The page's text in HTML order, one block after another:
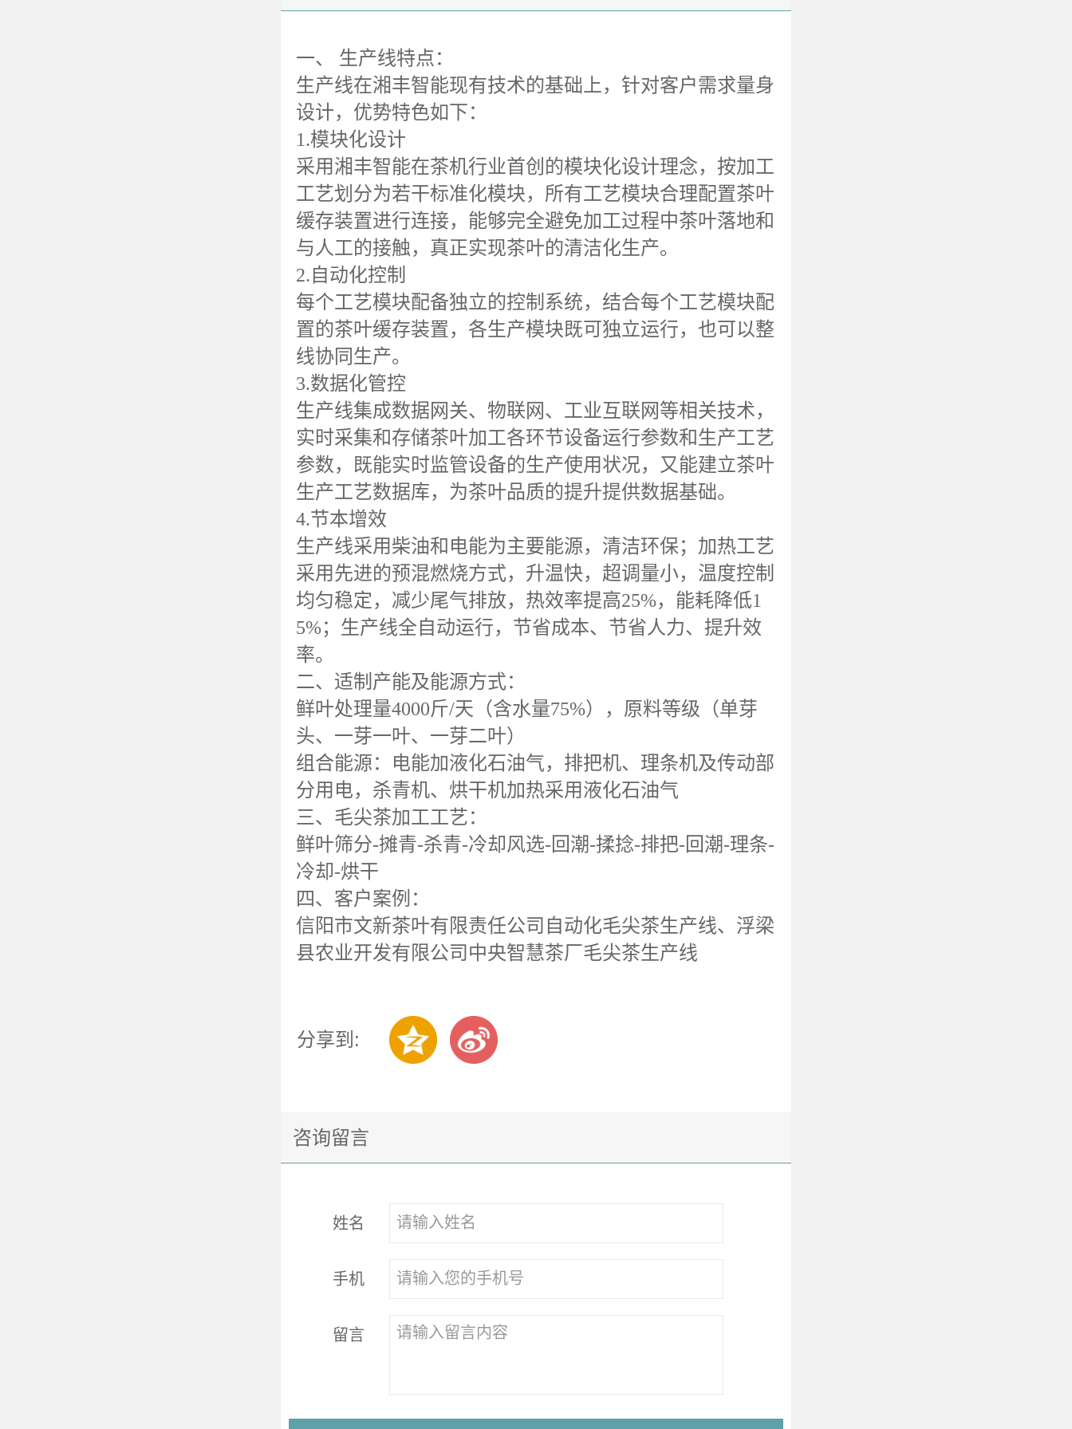
一、 生产线特点：
生产线在湘丰智能现有技术的基础上，针对客户需求量身
设计，优势特色如下：
1.模块化设计
采用湘丰智能在茶机行业首创的模块化设计理念，按加工
工艺划分为若干标准化模块，所有工艺模块合理配置茶叶
缓存装置进行连接，能够完全避免加工过程中茶叶落地和
与人工的接触，真正实现茶叶的清洁化生产。
2.自动化控制
每个工艺模块配备独立的控制系统，结合每个工艺模块配
置的茶叶缓存装置，各生产模块既可独立运行，也可以整
线协同生产。
3.数据化管控
生产线集成数据网关、物联网、工业互联网等相关技术，
实时采集和存储茶叶加工各环节设备运行参数和生产工艺
参数，既能实时监管设备的生产使用状况，又能建立茶叶
生产工艺数据库，为茶叶品质的提升提供数据基础。
4.节本增效
生产线采用柴油和电能为主要能源，清洁环保；加热工艺
采用先进的预混燃烧方式，升温快，超调量小，温度控制
均匀稳定，减少尾气排放，热效率提高25%，能耗降低1
5%；生产线全自动运行，节省成本、节省人力、提升效
率。
二、适制产能及能源方式：
鲜叶处理量4000斤/天（含水量75%），原料等级（单芽
头、一芽一叶、一芽二叶）
组合能源：电能加液化石油气，排把机、理条机及传动部
分用电，杀青机、烘干机加热采用液化石油气
三、毛尖茶加工工艺：
鲜叶筛分-摊青-杀青-冷却风选- 回潮-揉捻-排把- 回潮-理条-
冷却-烘干
四、客户案例：
信阳市文新茶叶有限责任公司自动化毛尖茶生产线、浮梁
县农业开发有限公司中央智慧茶厂毛尖茶生产线
分享到:
咨询留言
姓名
手机
留言